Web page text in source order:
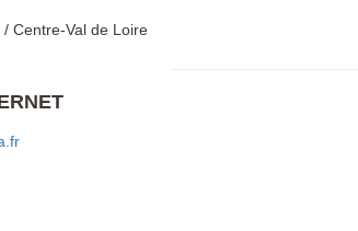
Centre-Val de Loire